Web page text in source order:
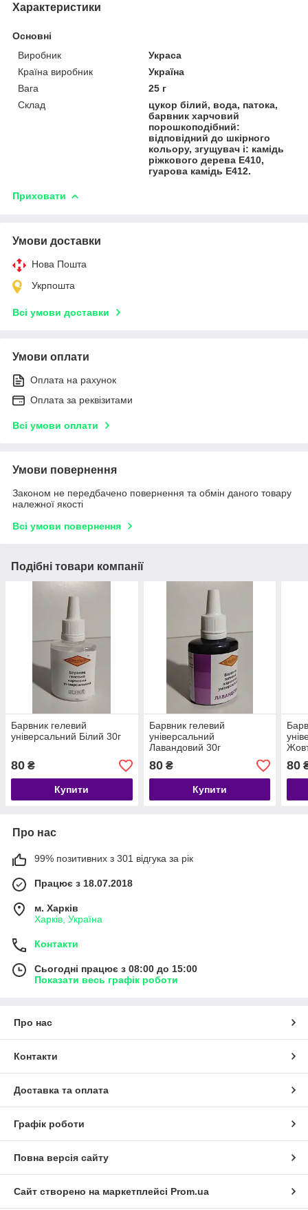
Характеристики
Основні
Виробник
Украса
Країна виробник
Україна
Вага
25 г
Склад
цукор білий, вода, патока,
барвник харчовий
порошкоподібний:
відповідний до шкірного
кольору, згущувач і: камідь
ріжкового дерева Е410,
гуарова камідь Е412.
Приховати
Умови доставки
Нова Пошта
Укрпошта
Всі умови доставки
Умови оплати
Оплата на рахунок
Оплата за реквізитами
Всі умови оплати
Умови повернення
Законом не передбачено повернення та обмін даного товару
належної якості
Всі умови повернення
Подібні товари компанії
Барвник гелевий
універсальний Білий 30г
80 ₴
Купити
Барвник гелевий
універсальний
Лавандовий 30г
80₴
Купити
80
Про нас
99% позитивних з 301 відгука за рік
Працює з 18.07.2018
м. Харків
Харків, Україна
Контакти
Сьогодні працює з 08:00 до 15:00
Показати весь графік роботи
Про нас
Контакти
Доставка та оплата
Графік роботи
Повна версія сайту
Сайт створено на маркетплейсі Prom.ua